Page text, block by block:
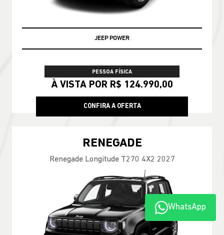
JEEP POWER
PESSOA FÍSICA
À VISTA POR R$ 124.990,00
CONFIRA A OFERTA
RENEGADE
Renegade Longitude T270 4X2 2027
WhatsApp